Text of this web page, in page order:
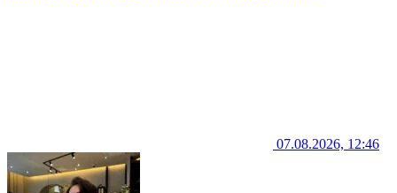
07.08.2026, 12:46